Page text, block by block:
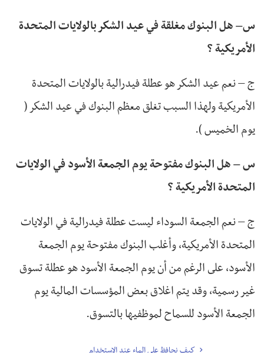
س– هل البنوك مغلقة في عيد الشكر بالولايات المتحدة
الأمريكية ؟
ج – نعم عيد الشكر هو عطلة فيدرالية بالولايات المتحدة
الأمريكية ولهذا السبب تغلق معظم البنوك في عيد الشكر (
يوم الخميس ).
س – هل البنوك مفتوحة يوم الجمعة الأسود في الولايات
المتحدة الأمريكية ؟
ج – نعم الجمعة السوداء ليست عطلة فيدرالية في الولايات
المتحدة الأمريكية، وأغلب البنوك مفتوحة يوم الجمعة
الأسود، على الرغم من أن يوم الجمعة الأسود هو عطلة تسوق
غير رسمية، وقد يتم اغلاق بعض المؤسسات المالية يوم
الجمعة الأسود للسماح لموظفيها بالتسوق.
كيف نحافظ على الماء عند الاستخدام